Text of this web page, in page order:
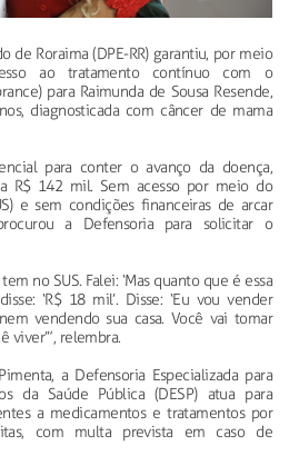
de Roraima (DPE-RR) garantiu, por meio
ao tratamento contínuo com o
para Raimunda de Sousa Resende,
diagnosticada com câncer de mama
para conter o avanço da doença,
R$ 142 mil. Sem acesso por meio do
e sem condições financeiras de arcar
a Defensoria para solicitar o
no SUS. Falei: ‘Mas quanto que é essa
‘R$ 18 mil’. Disse: ‘Eu vou vender
nem vendendo sua casa. Você vai tomar
viver’”, relembra.
a Defensoria Especializada para
da Saúde Pública (DESP) atua para
a medicamentos e tratamentos por
com multa prevista em caso de